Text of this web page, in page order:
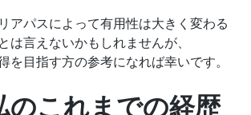
アパスによって有用性は大きく変わる
は言えないかもしれませんが、
を目指す方の参考になれば幸いです。
のこれまでの経歴